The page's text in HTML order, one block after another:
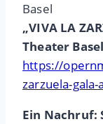
Basel
„VIVA LA
Theater Basel
https://
zarzuela-
Ein Nachruf: